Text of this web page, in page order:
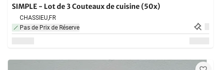
SIMPLE - Lot de 3 Couteaux de cuisine (50x)
CHASSIEU,FR
Pas de Prix de Réserve